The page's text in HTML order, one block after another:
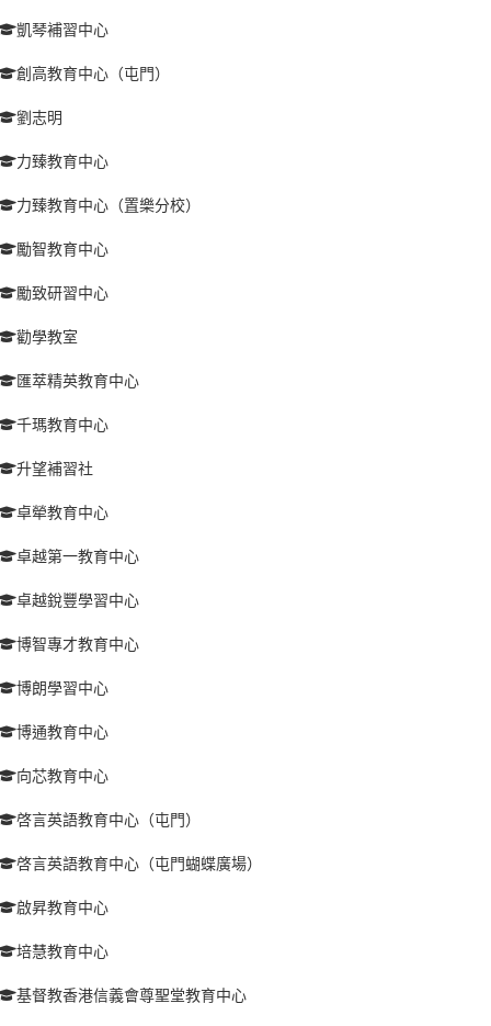
凱琴補習中心
創高教育中心（屯門）
劉志明
力臻教育中心
力臻教育中心（置樂分校）
勵智教育中心
勵致研習中心
勸學教室
匯萃精英教育中心
千瑪教育中心
升望補習社
卓犖教育中心
卓越第一教育中心
卓越銳豐學習中心
博智專才教育中心
博朗學習中心
博通教育中心
向芯教育中心
啓言英語教育中心（屯門）
啓言英語教育中心（屯門蝴蝶廣場）
啟昇教育中心
培慧教育中心
基督教香港信義會尊聖堂教育中心